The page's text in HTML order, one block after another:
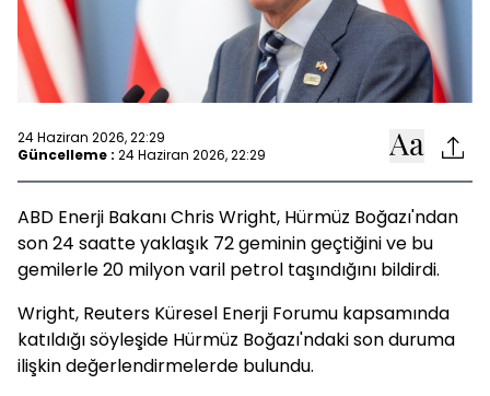
24 Haziran 2026, 22:29
Güncelleme : 24 Haziran 2026, 22:29
ABD Enerji Bakanı Chris Wright, Hürmüz Boğazı'ndan
son 24 saatte yaklaşık 72 geminin geçtiğini ve bu
gemilerle 20 milyon varil petrol taşındığını bildirdi.
Wright, Reuters Küresel Enerji Forumu kapsamında
katıldığı söyleşide Hürmüz Boğazı'ndaki son duruma
ilişkin değerlendirmelerde bulundu.